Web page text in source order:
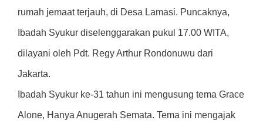
rumah jemaat terjauh, di Desa Lamasi. Puncaknya,
Ibadah Syukur diselenggarakan pukul 17.00 WITA,
dilayani oleh Pdt. Regy Arthur Rondonuwu dari
Jakarta.
Ibadah Syukur ke-31 tahun ini mengusung tema Grace
Alone, Hanya Anugerah Semata. Tema ini mengajak